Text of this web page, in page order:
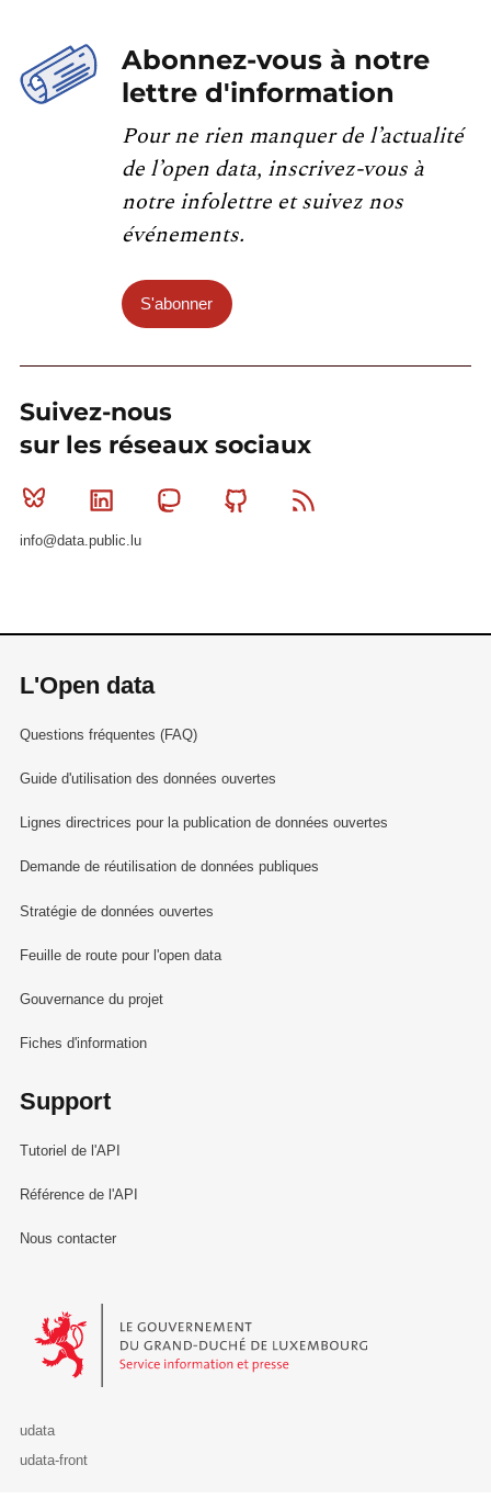
Abonnez-vous à notre
lettre d'information
Pour ne rien manquer de l’actualité
de l’open data, inscrivez-vous à
notre infolettre et suivez nos
événements.
S'abonner
Suivez-nous
sur les réseaux sociaux
Bluesky Linkedin MastodonGithub
info@data.public.lu
L'Open data
Questions fréquentes (FAQ)
Guide d'utilisation des données ouvertes
Lignes directrices pour la publication de données ouvertes
Demande de réutilisation de données publiques
Stratégie de données ouvertes
Feuille de route pour l'open data
Gouvernance du projet
Fiches d'information
Support
Tutoriel de l'API
Référence de l'API
Nous contacter
Le Gouvernement du Grand-Duché de Luxembourg - Service
udata
udata-front